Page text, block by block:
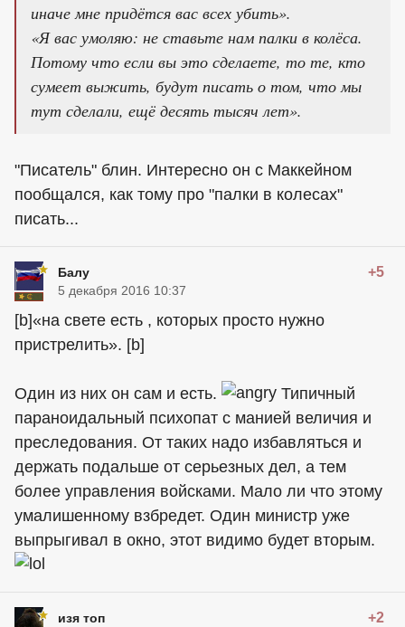
иначе мне придётся вас всех убить».
«Я вас умоляю: не ставьте нам палки в колёса.
Потому что если вы это сделаете, то те, кто
сумеет выжить, будут писать о том, что мы
тут сделали, ещё десять тысяч лет».
"Писатель" блин. Интересно он с Маккейном
пообщался, как тому про "палки в колесах"
писать...
Балу +5
5 декабря 2016 10:37
[b]«на свете есть , которых просто нужно
пристрелить». [b]
Один из них он сам и есть.
Типичный
параноидальный психопат с манией величия и
преследования. От таких надо избавляться и
держать подальше от серьезных дел, а тем
более управления войсками. Мало ли что этому
умалишенному взбредет. Один министр уже
выпрыгивал в окно, этот видимо будет вторым.
изя топ +2